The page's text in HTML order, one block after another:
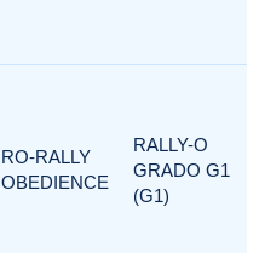
RO-RALLY
OBEDIENCE
RALLY-O
GRADO G1
(G1)